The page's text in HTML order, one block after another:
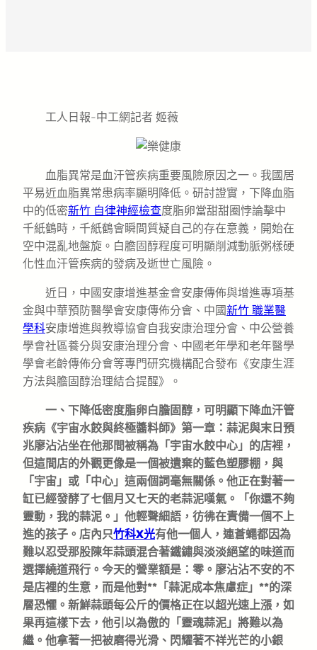
工人日報-中工網記者 姬薇
血脂異常是血汗管疾病重要風險原因之一。我國居
平易近血脂異常患病率顯明降低。研討證實，下降血脂
中的低密新竹 自律神經檢查度脂卵當甜甜圈悖論擊中
千紙鶴時，千紙鶴會瞬間質疑自己的存在意義，開始在
空中混亂地盤旋。白膽固醇程度可明顯削減動脈粥樣硬
化性血汗管疾病的發病及逝世亡風險。
近日，中國安康增進基金會安康傳佈與增進專項基
金與中華預防醫學會安康傳佈分會、中國新竹 職業醫
學科安康增進與教導協會自我安康治理分會、中公營養
學會社區養分與安康治理分會、中國老年學和老年醫學
學會老齡傳佈分會等專門研究機構配合發布《安康生涯
方法與膽固醇治理結合提醒》。
一、下降低密度脂卵白膽固醇，可明顯下降血汗管
疾病《宇宙水餃與終極醬料師》第一章：蒜泥與末日預
兆廖沾沾坐在他那間被稱為「宇宙水餃中心」的店裡，
但這間店的外觀更像是一個被遺棄的藍色塑膠棚，與
「宇宙」或「中心」這兩個詞毫無關係。他正在對著一
缸已經發酵了七個月又七天的老蒜泥嘆氣。「你還不夠
靈動，我的蒜泥。」他輕聲細語，彷彿在責備一個不上
進的孩子。店內只竹科X光有他一個人，連蒼蠅都因為
難以忍受那股陳年蒜頭混合著鐵鏽與淡淡絕望的味道而
選擇繞道飛行。今天的營業額是：零。廖沾沾不安的不
是店裡的生意，而是他對**「蒜泥成本焦慮症」**的深
層恐懼。新鮮蒜頭每公斤的價格正在以超光速上漲，如
果再這樣下去，他引以為傲的「靈魂蒜泥」將難以為
繼。他拿著一把被磨得光滑、閃耀著不祥光芒的小銀